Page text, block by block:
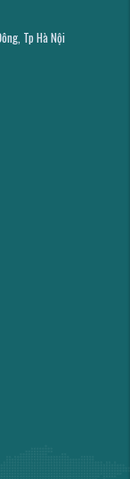
Tp Hà Nội